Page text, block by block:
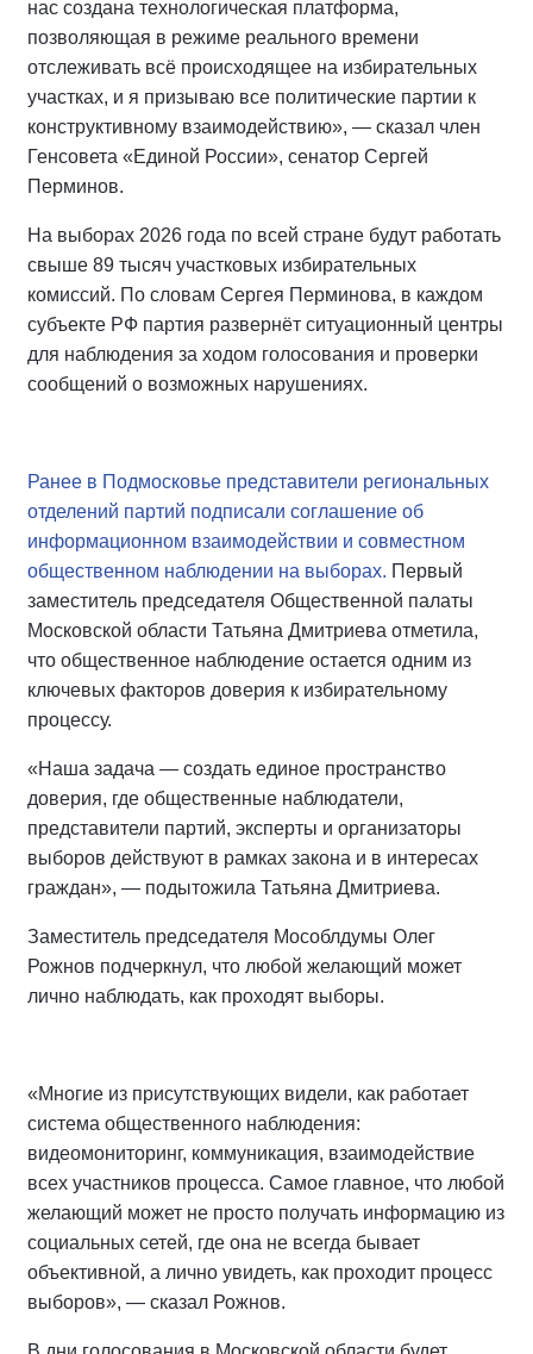
нас создана технологическая платформа,
позволяющая в режиме реального времени
отслеживать всё происходящее на избирательных
участках, и я призываю все политические партии к
конструктивному взаимодействию», — сказал член
Генсовета «Единой России», сенатор Сергей
Перминов.
На выборах 2026 года по всей стране будут работать
свыше 89 тысяч участковых избирательных
комиссий. По словам Сергея Перминова, в каждом
субъекте РФ партия развернёт ситуационный центры
для наблюдения за ходом голосования и проверки
сообщений о возможных нарушениях.
Ранее в Подмосковье представители региональных
отделений партий подписали соглашение об
информационном взаимодействии и совместном
общественном наблюдении на выборах. Первый
заместитель председателя Общественной палаты
Московской области Татьяна Дмитриева отметила,
что общественное наблюдение остается одним из
ключевых факторов доверия к избирательному
процессу.
«Наша задача — создать единое пространство
доверия, где общественные наблюдатели,
представители партий, эксперты и организаторы
выборов действуют в рамках закона и в интересах
граждан», — подытожила Татьяна Дмитриева.
Заместитель председателя Мособлдумы Олег
Рожнов подчеркнул, что любой желающий может
лично наблюдать, как проходят выборы.
«Многие из присутствующих видели, как работает
система общественного наблюдения:
видеомониторинг, коммуникация, взаимодействие
всех участников процесса. Самое главное, что любой
желающий может не просто получать информацию из
социальных сетей, где она не всегда бывает
объективной, а лично увидеть, как проходит процесс
выборов», — сказал Рожнов.